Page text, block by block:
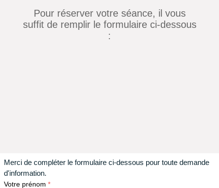
Pour réserver votre séance, il vous
suffit de remplir le formulaire ci-dessous
: